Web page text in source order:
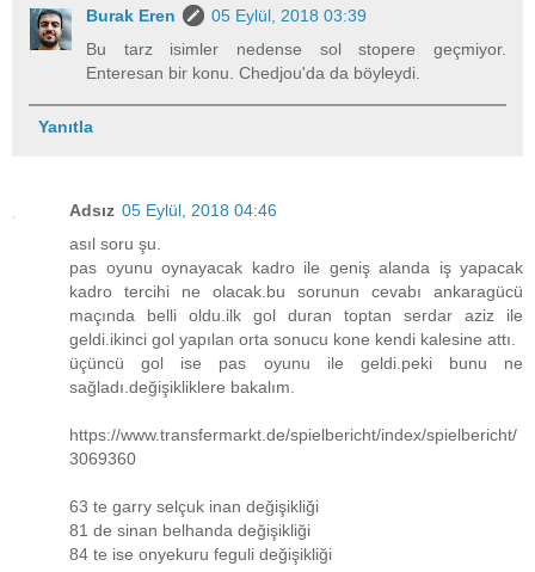
Burak Eren
05 Eylül, 2018 03:39
Bu tarz isimler nedense sol stopere geçmiyor.
Enteresan bir konu. Chedjou'da da böyleydi.
Yanıtla
Adsız 05 Eylül, 2018 04:46
asıl soru şu.
pas oyunu oynayacak kadro ile geniş alanda iş yapacak
kadro tercihi ne olacak.bu sorunun cevabı ankaragücü
maçında belli oldu.ilk gol duran toptan serdar aziz ile
geldi.ikinci gol yapılan orta sonucu kone kendi kalesine attı.
üçüncü gol ise pas oyunu ile geldi.peki bunu ne
sağladı.değişikliklere bakalım.
https://www.transfermarkt.de/spielbericht/index/spielbericht/
3069360
63 te garry selçuk inan değişikliği
81 de sinan belhanda değişikliği
84 te ise onyekuru feguli değişikliği